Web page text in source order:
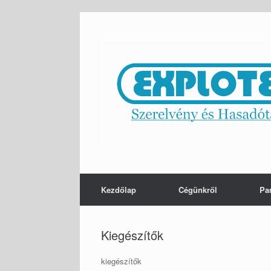
Kezdőlap Cégünkről
Kiegészítők
kiegészítők